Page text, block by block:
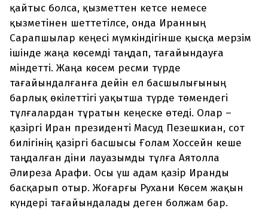
қайтыс болса, қызметтен кетсе немесе
қызметінен шеттетілсе, онда Иранның
Сарапшылар кеңесі мүмкіндігінше қысқа мерзім
ішінде жаңа көсемді таңдап, тағайындауға
міндетті. Жаңа көсем ресми түрде
тағайындалғанға дейін ел басшылығының
барлық өкілеттігі уақытша түрде төмендегі
тұлғалардан тұратын кеңеске өтеді. Олар –
қазіргі Иран президенті Масуд Пезешкиан, сот
билігінің қазіргі басшысы Ғолам Хоссейн кеше
таңдалған діни лауазымды тұлға Аятолла
Әлиреза Арафи. Осы үш адам қазір Иранды
басқарып отыр. Жоғарғы Рухани Көсем жақын
күндері тағайындалады деген болжам бар.